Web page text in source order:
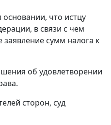
что истцу
в связи с чем
сумм налога к
об удовлетворении
сторон, суд